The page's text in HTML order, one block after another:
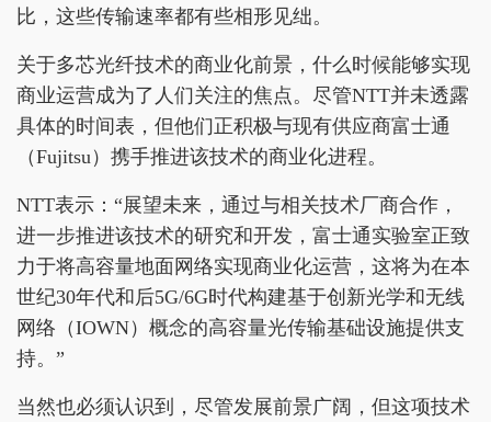
比，这些传输速率都有些相形见绌。
关于多芯光纤技术的商业化前景，什么时候能够实现
商业运营成为了人们关注的焦点。尽管NTT并未透露
具体的时间表，但他们正积极与现有供应商富士通
（Fujitsu）携手推进该技术的商业化进程。
NTT表示：“展望未来，通过与相关技术厂商合作，
进一步推进该技术的研究和开发，富士通实验室正致
力于将高容量地面网络实现商业化运营，这将为在本
世纪30年代和后5G/6G时代构建基于创新光学和无线
网络（IOWN）概念的高容量光传输基础设施提供支
持。”
当然也必须认识到，尽管发展前景广阔，但这项技术